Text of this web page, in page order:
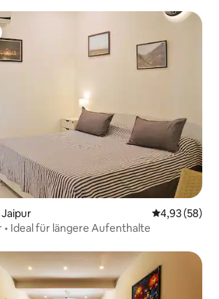
4,93 (58)
• Ideal für längere Aufenthalte